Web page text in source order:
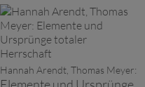
Hannah Arendt, Thomas Meyer: